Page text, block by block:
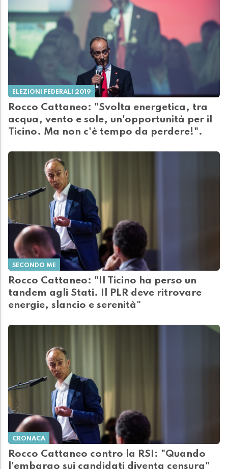
ELEZIONI FEDERALI 2019
Rocco Cattaneo: "Svolta energetica, tra
acqua, vento e sole, un'opportunità per il
Ticino. Ma non c'è tempo da perdere!".
SECONDO ME
Rocco Cattaneo: "Il Ticino ha perso un
tandem agli Stati. Il PLR deve ritrovare
energie, slancio e serenità"
CRONACA
Rocco Cattaneo contro la RSI: "Quando
l'embargo sui candidati diventa censura"